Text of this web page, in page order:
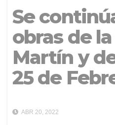
Se
obras de
Martín y
25 de
ABR 20, 2022